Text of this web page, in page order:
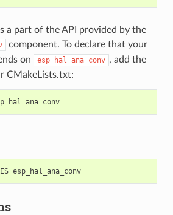
a part of the API provided by the
component. To declare that your
on
esp_hal_ana_conv , add the
CMakeLists.txt:
REQUIRES esp_hal_ana_conv
PRIV_REQUIRES esp_hal_ana_conv